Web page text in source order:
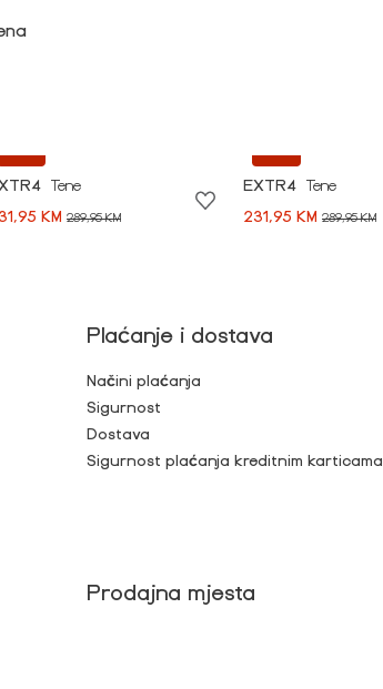
Tene
KM 289,95 KM
EXTR4
Tene
231,95 KM 289,95 KM
Plaćanje i dostava
Načini plaćanja
Sigurnost
Dostava
Sigurnost plaćanja kreditnim karticama
Prodajna mjesta